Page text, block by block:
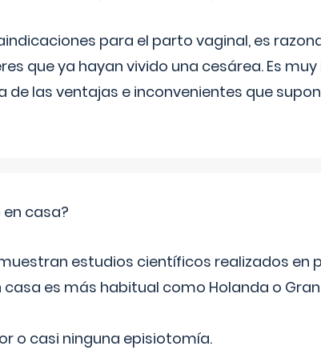
para el parto vaginal, es
que ya hayan vivido una cesárea. Es
de las ventajas e inconvenientes que
en casa?
estudios científicos realizados en
casa es más habitual como Holanda o
o casi ninguna episiotomía.